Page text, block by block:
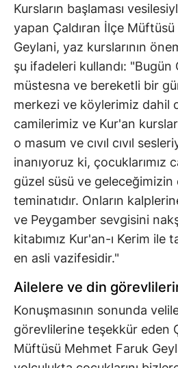
Kursların başlaması
yapan Çaldıran İlçe
Geylani, yaz kurslarının
şu ifadeleri kullandı: "Bugün
müstesna ve bereketli bir
merkezi ve köylerimiz dahil
camilerimiz ve Kur'an
o masum ve cıvıl cıvıl
inanıyoruz ki, çocuklarımız
güzel süsü ve geleceğimizin
teminatıdır. Onların
ve Peygamber sevgisini
kitabımız Kur'an-ı Kerim ile
en asli vazifesidir."
Ailelere ve din
Konuşmasının sonunda
görevlilerine teşekkür eden
Müftüsü Mehmet Faruk